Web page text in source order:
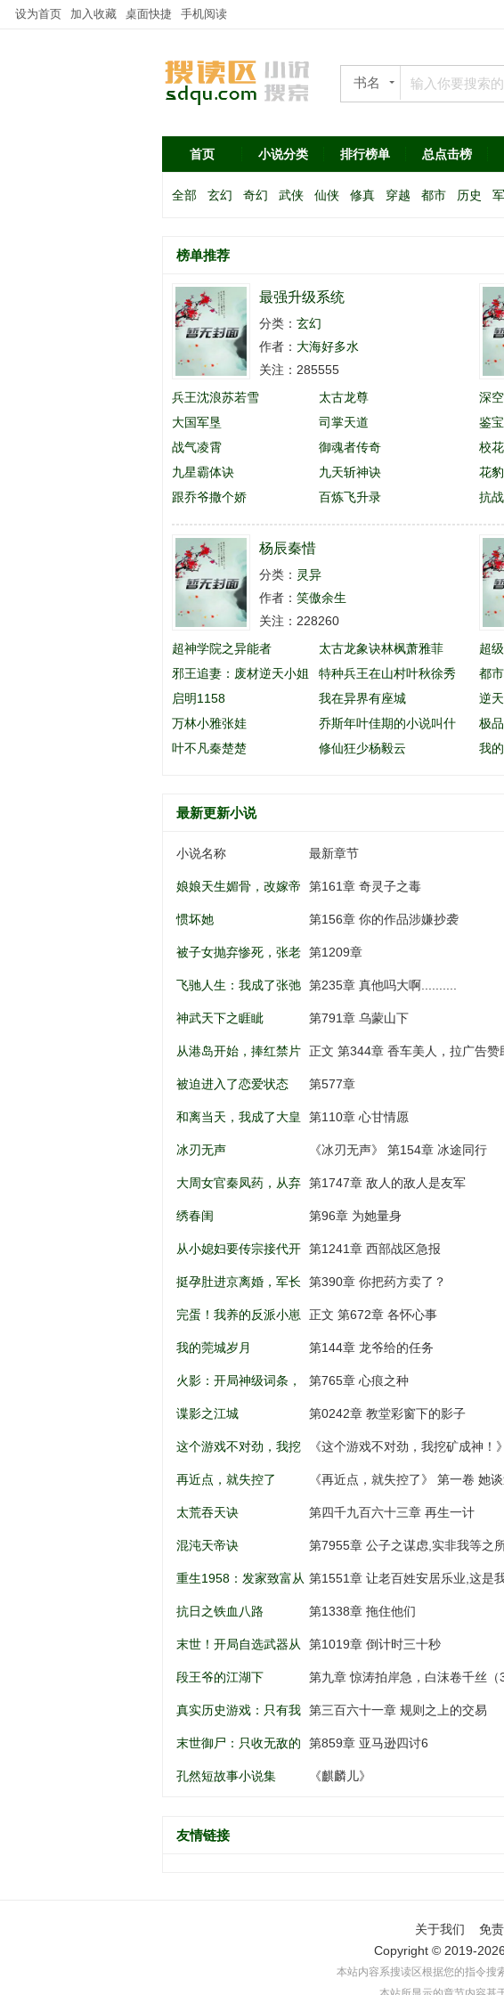
设为首页 加入收藏 桌面快捷 手机阅读
书名
首页 小说分类 排行榜单 总点击榜
全部 玄幻 奇幻 武侠 仙侠 修真 穿越 都市 历史
榜单推荐
最强升级系统
分类： 玄幻
作者： 大海好多水
关注：285555
兵王沈浪苏若雪
太古龙尊
大国军垦
司掌天道
战气凌霄
御魂者传奇
九星霸体诀
九天斩神诀
跟乔爷撒个娇
百炼飞升录
深
鉴
校
花
抗
杨辰秦惜
分类： 灵异
作者： 笑傲余生
关注：228260
超神学院之异能者
太古龙象诀林枫萧雅菲
邪王追妻：废材逆天小姐
特种兵王在山村叶秋徐秀
英
启明1158
我在异界有座城
万林小雅张娃
乔斯年叶佳期的小说叫什
么名字
叶不凡秦楚楚 修仙狂少杨毅云
超
都
孙怡
逆
玖
极
我
最新更新小说
小说名称 最新章节
娘娘天生媚骨，改嫁帝
王一夜孕吐
第161章 奇灵子之毒
惯坏她 第156章 你的作品涉嫌抄袭
被子女抛弃惨死，张老
太重生八零
第1209章
飞驰人生：我成了张弛
亲弟弟
第235章 真他吗大啊..........
神武天下之睚眦 第791章 乌蒙山下
从港岛开始，捧红禁片
女神
正文 第344章 香车美人，拉广告赞
被迫进入了恋爱状态 第577章
和离当天，我成了大皇
子的掌上娇
第110章 心甘情愿
冰刃无声 《冰刃无声》 第154章 冰途同行
大周女官秦凤药，从弃
儿到权利巅
第1747章 敌人的敌人是友军
绣春闺 第96章 为她量身
从小媳妇要传宗接代开
始
第1241章 西部战区急报
挺孕肚进京离婚，军长
低头轻声哄
第390章 你把药方卖了？
完蛋！我养的反派小崽
全是大佬
正文 第672章 各怀心事
我的莞城岁月 第144章 龙爷给的任务
火影：开局神级词条，
忍界破大防
第765章 心痕之种
谍影之江城 第0242章 教堂彩窗下的影子
这个游戏不对劲，我挖
矿成神！
《这个游戏不对劲，我挖矿成神！
打劫，天意百战图录（第六更！）
再近点，就失控了 《再近点，就失控了》 第一卷 她
太荒吞天诀 第四千九百六十三章 再生一计
混沌天帝诀 第7955章 公子之谋虑,实非我等之
重生1958：发家致富从
南锣鼓巷开始
第1551章 让老百姓安居乐业,这是
谁动谁死
抗日之铁血八路 第1338章 拖住他们
末世！开局自选武器从
黑道到军阀
第1019章 倒计时三十秒
段王爷的江湖下 第九章 惊涛拍岸急，白沫卷千丝（3
真实历史游戏：只有我
知道剧情
第三百六十一章 规则之上的交易
末世御尸：只收无敌的
异种丧尸
第859章 亚马逊四讨6
孔然短故事小说集 《麒麟儿》
友情链接
关于我们 免
Copyright © 2019-2026
本站内容系搜读区根据您的指令搜